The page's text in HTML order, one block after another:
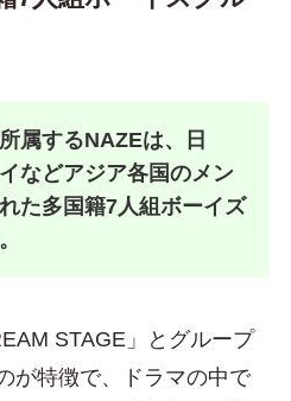
属するNAZEは、日
などアジア各国のメン
た多国籍7人組ボーイズ
STAGE」とグループ
が特徴で、ドラマの中で